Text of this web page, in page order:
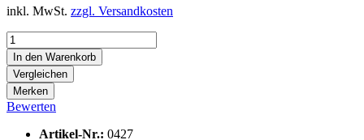
inkl. MwSt. zzgl. Versandkosten
In den Warenkorb
Vergleichen
Merken
Bewerten
Artikel-Nr.: 0427